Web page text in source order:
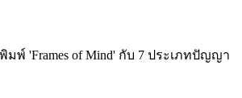
มพ์ 'Frames of Mind' กับ 7 ประเภทปัญญา